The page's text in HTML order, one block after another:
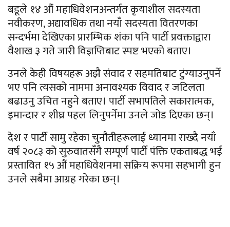
बडूले १४ औं महाधिवेशनअन्तर्गत कृयाशील सदस्यता
नवीकरण, अद्यावधिक तथा नयाँ सदस्यता वितरणका
सन्दर्भमा देखिएका प्रारम्भिक शंका पनि पार्टी प्रवक्ताद्वारा
वैशाख ३ गते जारी विज्ञप्तिबाट स्पष्ट भएको बताए।
उनले केही विषयहरू अझै संवाद र सहमतिबाट टुंग्याउनुपर्ने
भए पनि त्यसको नाममा अनावश्यक विवाद र जटिलता
बढाउनु उचित नहुने बताए। पार्टी सभापतिले सकारात्मक,
इमान्दार र शीघ्र पहल लिनुपर्नेमा उनले जोड दिएका छन्।
देश र पार्टी सामु रहेका चुनौतीहरूलाई ध्यानमा राख्दै नयाँ
वर्ष २०८३ को सुरुवातसँगै सम्पूर्ण पार्टी पंक्ति एकताबद्ध भई
प्रस्तावित १५ औं महाधिवेशनमा सक्रिय रूपमा सहभागी हुन
उनले सबैमा आग्रह गरेका छन्।